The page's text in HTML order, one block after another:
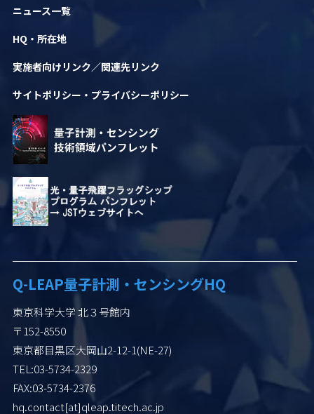
Q-LEAP量子計測・センシングHQ
東京科学大学 北３号館内
〒152-8550
東京都目黒区大岡山2-12-1(NE-27)
TEL:03-5734-2329
FAX:03-5734-2376
hq.contact[at]qleap.titech.ac.jp
ニュース一覧
HQ・所在地
実施者向けリンク／関連先リンク
サイトポリシー・ プライバシーポリシー